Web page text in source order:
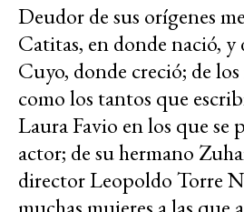
Deudor de sus orígenes
Catitas, en donde nació, y
Cuyo, donde creció; de
como los tantos que
Laura Favio en los que se
actor; de su hermano
director Leopoldo Torre